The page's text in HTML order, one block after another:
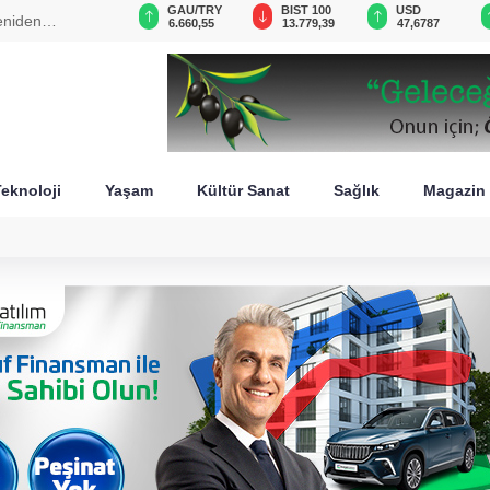
zeka 2 milyar liralık riski belirledi
0,0018
GAU/TRY
6.660,55
BIST 100
13.779,39
USD
47,6787
Yaşam Kültür Sanat Sağlık Magazin